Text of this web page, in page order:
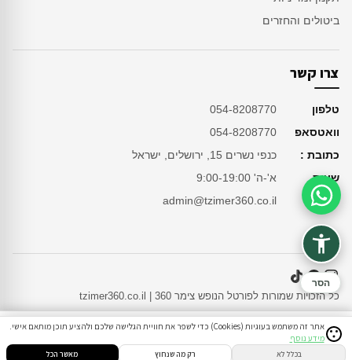
הזמנות הודעות התחבר
ביטולים והחזרים
צרו קשר
טלפון
054-8208770
וואטסאפ
054-8208770
כתובת :
כנפי נשרים 15, ירושלים, ישראל
שעות
א'-ה' 9:00-19:00
מייל
admin@tzimer360.co.il
כל הזכויות שמורות לפורטל הנופש צימר 360 | tzimer360.co.il
אתר זה משתמש בעוגיות (Cookies) כדי לשפר את חוויית הגלישה שלכם ולהציע תוכן מותאם אישי.
מידע נוסף
בכלל לא רק מה שנחוץ מאשר הכל
סיוע בהזמנה
הסר